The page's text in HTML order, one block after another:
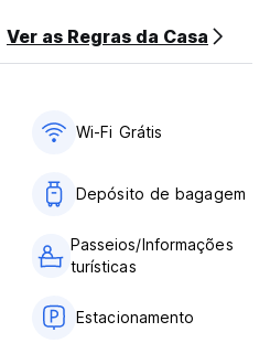
Ver as Regras da Casa
Wi-Fi Grátis
Depósito de bagagem
Passeios/Informações
turísticas
Estacionamento